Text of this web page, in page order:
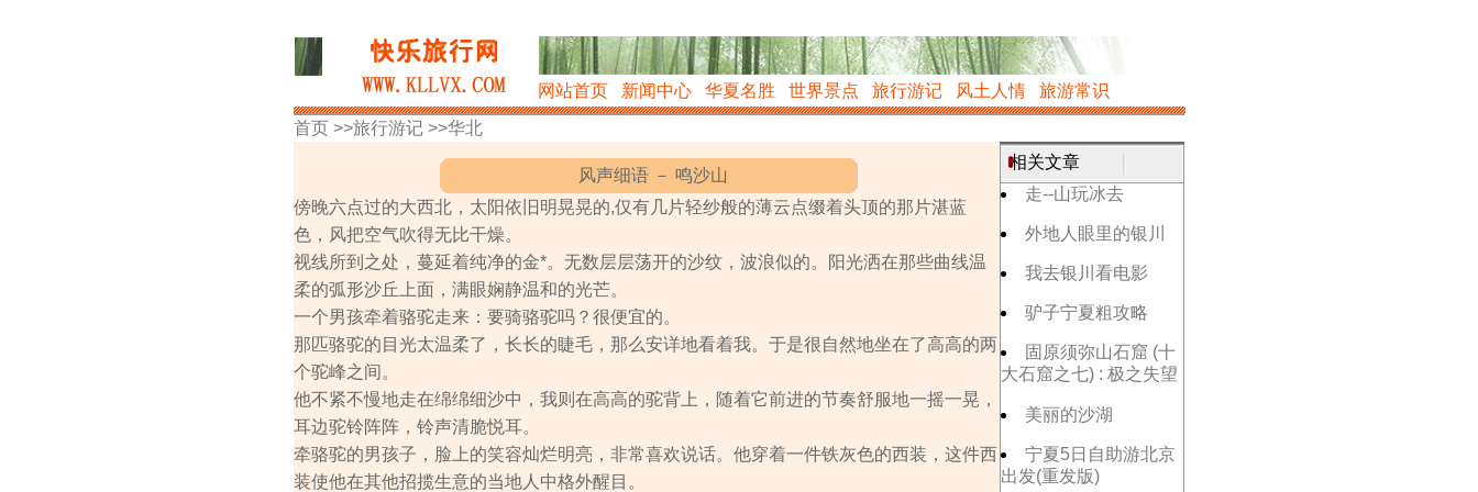
网站首页 新闻中心 华夏名胜 世界景点 旅行游记 风土人情
旅游常识
首页 >>旅行游记 >>华北
相关文章
走--山玩冰去
外地人眼里的银川
我去银川看电影
驴子宁夏粗攻略
固原须弥山石窟 (十
大石窟之七) : 极之失望
美丽的沙湖
宁夏5日自助游北京
出发(重发版)
风声细语 － 鸣沙山
傍晚六点过的大西北，太阳依旧明晃晃的,仅有几片轻纱般的薄云点缀着头顶的那片湛蓝
色，风把空气吹得无比干燥。
视线所到之处，蔓延着纯净的金*。无数层层荡开的沙纹，波浪似的。阳光洒在那些曲线温
柔的弧形沙丘上面，满眼娴静温和的光芒。
一个男孩牵着骆驼走来：要骑骆驼吗？很便宜的。
那匹骆驼的目光太温柔了，长长的睫毛，那么安详地看着我。于是很自然地坐在了高高的两
个驼峰之间。
他不紧不慢地走在绵绵细沙中，我则在高高的驼背上，随着它前进的节奏舒服地一摇一晃，
耳边驼铃阵阵，铃声清脆悦耳。
牵骆驼的男孩子，脸上的笑容灿烂明亮，非常喜欢说话。他穿着一件铁灰色的西装，这件西
装使他在其他招揽生意的当地人中格外醒目。